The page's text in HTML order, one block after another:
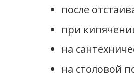
после
при
на
на столовой